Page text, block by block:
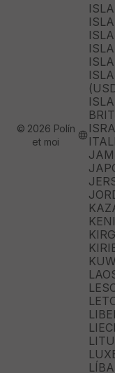
© 2026 Polín
et moi